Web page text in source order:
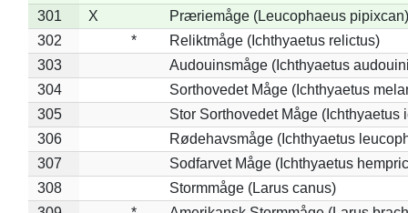
301
X
Præriemåge (Leucophaeus pipixcan)
302
*
Reliktmåge (Ichthyaetus relictus)
303
Audouinsmåge (Ichthyaetus
304
Sorthovedet Måge (Ichthyaetus
305
Stor Sorthovedet Måge (Ichthyaetus
306
Rødehavsmåge (Ichthyaetus
307
Sodfarvet Måge (Ichthyaetus
308
Stormmåge (Larus canus)